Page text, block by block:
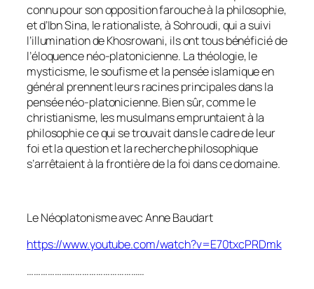
connu pour son opposition farouche à la philosophie,
et d’Ibn Sina, le rationaliste, à Sohroudi, qui a suivi
l’illumination de Khosrowani, ils ont tous bénéficié de
l’éloquence néo-platonicienne. La théologie, le
mysticisme, le soufisme et la pensée islamique en
général prennent leurs racines principales dans la
pensée néo-platonicienne. Bien sûr, comme le
christianisme, les musulmans empruntaient à la
philosophie ce qui se trouvait dans le cadre de leur
foi et la question et la recherche philosophique
s’arrêtaient à la frontière de la foi dans ce domaine.
Le Néoplatonisme avec Anne Baudart
https://www.youtube.com/watch?v=E70txcPRDmk
……………………………………………